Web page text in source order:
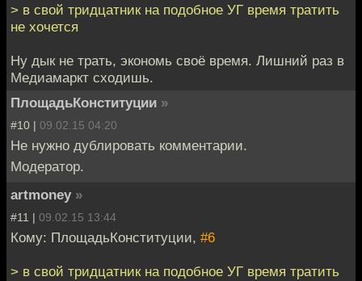
> в свой тридцатник на подобное УГ время тратить
не хочется
Ну дык не трать, экономь своё время. Лишний раз в
Медиамаркт сходишь.
ПлощадьКонституции »
#10 | 09.02.15 04:20
Не нужно дублировать комментарии.
Модератор.
artmoney »
#11 | 09.02.15 13:44
Кому: ПлощадьКонституции, #6
> в свой тридцатник на подобное УГ время тратить